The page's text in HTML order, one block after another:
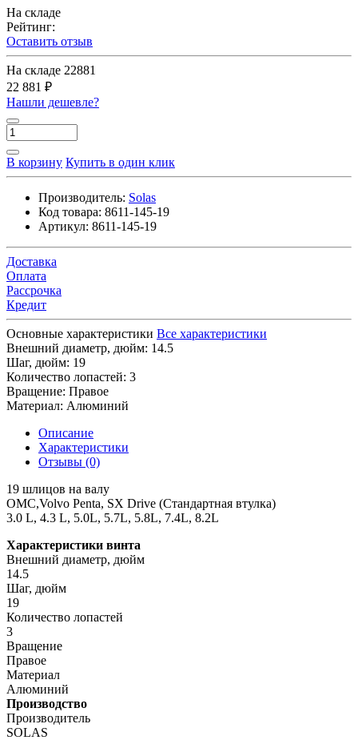
На складе
Рейтинг:
Оставить отзыв
На складе 22881
22 881 ₽
Нашли дешевле?
В корзину Купить в один клик
Производитель: Solas
Код товара: 8611-145-19
Артикул: 8611-145-19
Доставка
Оплата
Рассрочка
Кредит
Основные характеристики Все характеристики
Внешний диаметр, дюйм: 14.5
Шаг, дюйм: 19
Количество лопастей: 3
Вращение: Правое
Материал: Алюминий
Описание
Характеристики
Отзывы (0)
19 шлицов на валу
OMC,Volvo Penta, SX Drive (Стандартная втулка)
3.0 L, 4.3 L, 5.0L, 5.7L, 5.8L, 7.4L, 8.2L
Характеристики винта
Внешний диаметр, дюйм
14.5
Шаг, дюйм
19
Количество лопастей
3
Вращение
Правое
Материал
Алюминий
Производство
Производитель
SOLAS